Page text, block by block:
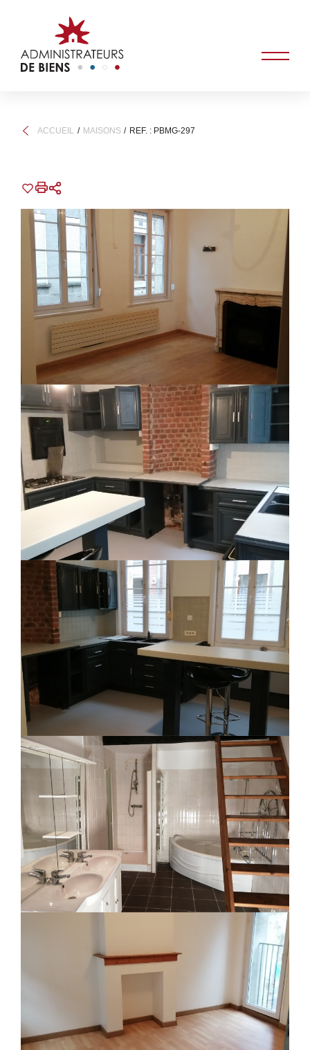
ACCUEIL MAISONS REF. : PBMG-297